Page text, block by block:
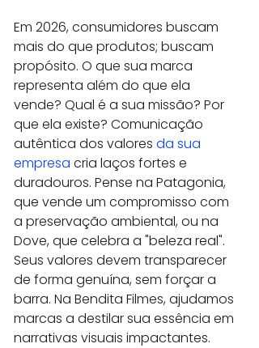
Em 2026, consumidores buscam
mais do que produtos; buscam
propósito. O que sua marca
representa além do que ela
vende? Qual é a sua missão? Por
que ela existe? Comunicação
autêntica dos valores da sua
empresa cria laços fortes e
duradouros. Pense na Patagonia,
que vende um compromisso com
a preservação ambiental, ou na
Dove, que celebra a "beleza real".
Seus valores devem transparecer
de forma genuína, sem forçar a
barra. Na Bendita Filmes, ajudamos
marcas a destilar sua essência em
narrativas visuais impactantes.